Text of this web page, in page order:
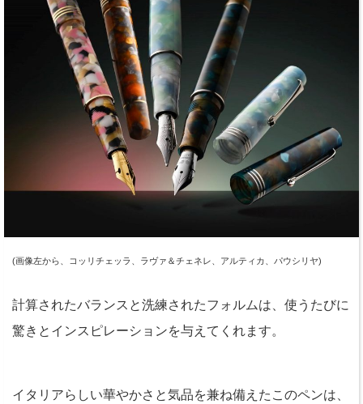
(画像左から、コッリチェッラ、ラヴァ＆チェネレ、アルティカ、パウシリヤ)
計算されたバランスと洗練されたフォルムは、使うたびに
驚きとインスピレーションを与えてくれます。
イタリアらしい華やかさと気品を兼ね備えたこのペンは、